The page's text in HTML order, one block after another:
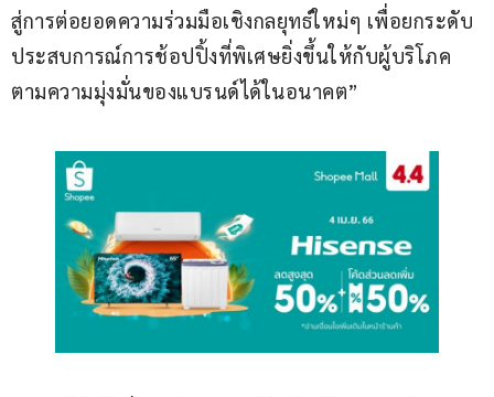
สู่การต่อยอดความร่วมมือเชิงกลยุทธ์ใหม่ๆ เพื่อยกระดับ
ประสบการณ์การช้อปปิ้งที่พิเศษยิ่งขึ้นให้กับผู้บริโภค
ตามความมุ่งมั่นของแบรนด์ได้ในอนาคต”